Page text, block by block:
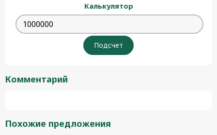
Калькулятор
Комментарий
Похожие предложения